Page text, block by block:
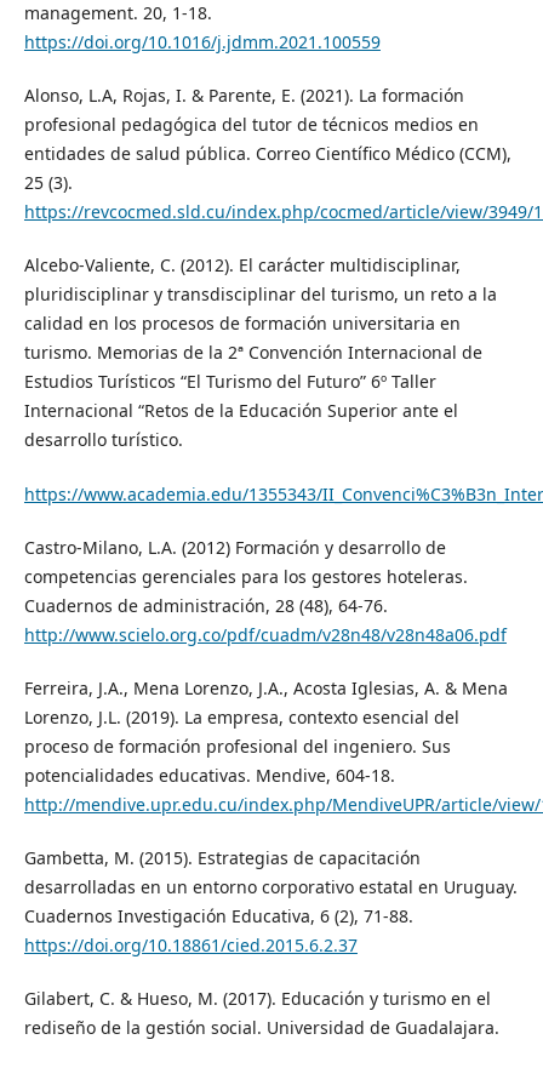
management. 20, 1-18.
https://doi.org/10.1016/j.jdmm.2021.100559
Alonso, L.A, Rojas, I. & Parente, E. (2021). La formación
profesional pedagógica del tutor de técnicos medios en
entidades de salud pública. Correo Científico Médico (CCM),
25 (3).
https://revcocmed.sld.cu/index.php/cocmed/article/view/3949/
Alcebo-Valiente, C. (2012). El carácter multidisciplinar,
pluridisciplinar y transdisciplinar del turismo, un reto a la
calidad en los procesos de formación universitaria en
turismo. Memorias de la 2ª Convención Internacional de
Estudios Turísticos “El Turismo del Futuro” 6º Taller
Internacional “Retos de la Educación Superior ante el
desarrollo turístico.
https://www.academia.edu/1355343/
Castro-Milano, L.A. (2012) Formación y desarrollo de
competencias gerenciales para los gestores hoteleras.
Cuadernos de administración, 28 (48), 64-76.
http://www.scielo.org.co/pdf/cuadm/v28n48/v28n48a06.pdf
Ferreira, J.A., Mena Lorenzo, J.A., Acosta Iglesias, A. & Mena
Lorenzo, J.L. (2019). La empresa, contexto esencial del
proceso de formación profesional del ingeniero. Sus
potencialidades educativas. Mendive, 604-18.
http://mendive.upr.edu.cu/index.php/MendiveUPR/article/view/
Gambetta, M. (2015). Estrategias de capacitación
desarrolladas en un entorno corporativo estatal en Uruguay.
Cuadernos Investigación Educativa, 6 (2), 71-88.
https://doi.org/10.18861/cied.2015.6.2.37
Gilabert, C. & Hueso, M. (2017). Educación y turismo en el
rediseño de la gestión social. Universidad de Guadalajara.